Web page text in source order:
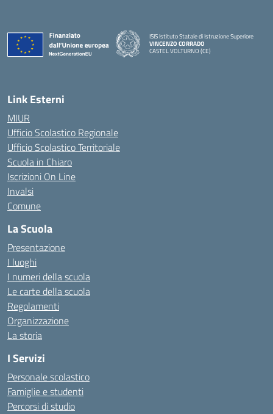
ISIS Istituto Statale di Istruzione Superiore
VINCENZO CORRADO
CASTEL VOLTURNO (CE)
Link Esterni
MIUR
Ufficio Scolastico Regionale
Ufficio Scolastico Territoriale
Scuola in Chiaro
Iscrizioni On Line
Invalsi
Comune
La Scuola
Presentazione
I luoghi
I numeri della scuola
Le carte della scuola
Regolamenti
Organizzazione
La storia
I Servizi
Personale scolastico
Famiglie e studenti
Percorsi di studio